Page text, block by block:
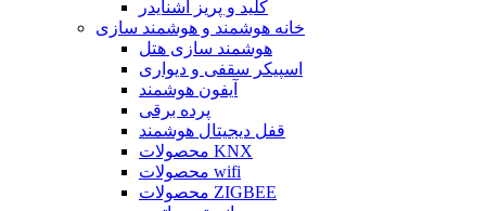
کلید و پریز اشنایدر
خانه هوشمند و هوشمند سازی
هوشمند سازی هتل
اسپیکر سقفی و دیواری
آیفون هوشمند
پرده برقی
قفل دیجیتال هوشمند
محصولات KNX
محصولات wifi
محصولات ZIGBEE